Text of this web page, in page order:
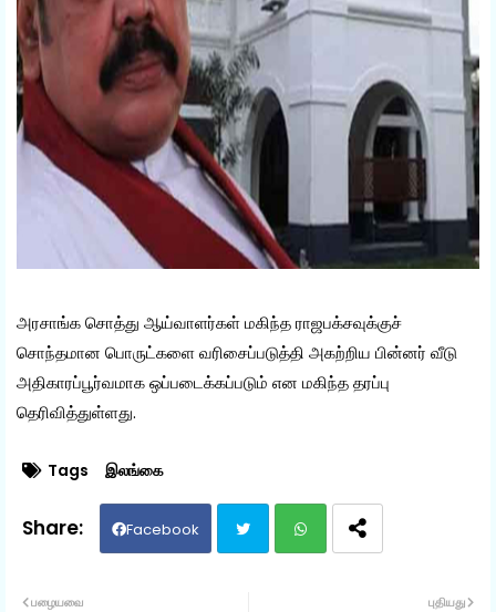
அரசாங்க சொத்து ஆய்வாளர்கள் மகிந்த ராஜபக்சவுக்குச்
சொந்தமான பொருட்களை வரிசைப்படுத்தி அகற்றிய பின்னர் வீடு
அதிகாரப்பூர்வமாக ஒப்படைக்கப்படும் என மகிந்த தரப்பு
தெரிவித்துள்ளது.
Tags இலங்கை
Facebook
புதியது
பழையவை